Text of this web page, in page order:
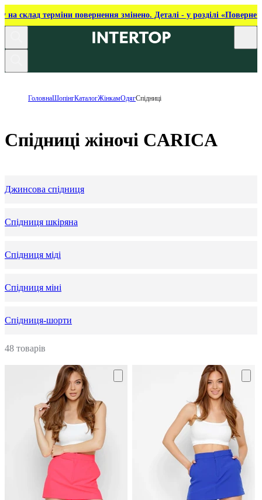
на склад терміни повернення змінено. Деталі - у розділі
ГоловнаШопінгКаталогЖінкамОдягСпідниці
Спідниці жіночі CARICA
Джинсова спідниця
Спідниця шкіряна
Спідниця міді
Спідниця міні
Спідниця-шорти
48 товарів